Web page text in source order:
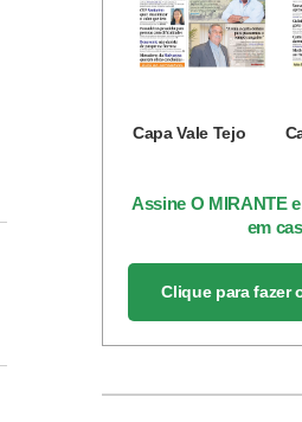
Capa Vale Tejo
Assine O MIRANTE
em
Clique para fazer